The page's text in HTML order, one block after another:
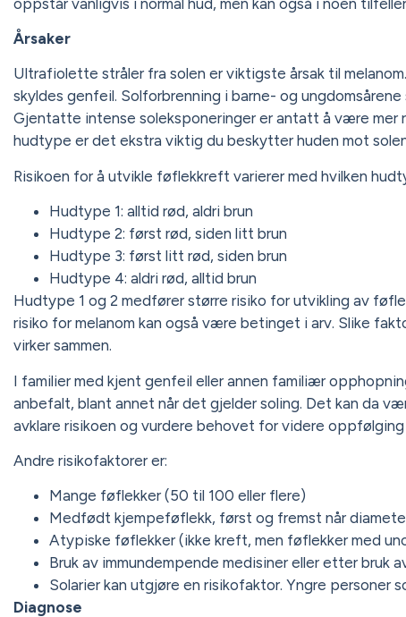
Årsaker
Ultrafiolette stråler fra solen er viktigste årsak til
skyldes genfeil. Solforbrenning i barne- og
Gjentatte intense soleksponeringer er antatt å være mer
hudtype er det ekstra viktig du beskytter huden mot
Risikoen for å utvikle føflekkreft varierer med hvilken
Hudtype 1: alltid rød, aldri brun
Hudtype 2: først rød, siden litt brun
Hudtype 3: først litt rød, siden brun
Hudtype 4: aldri rød, alltid brun
Hudtype 1 og 2 medfører større risiko for utvikling av
risiko for melanom kan også være betinget i arv. Slike
virker sammen.
I familier med kjent genfeil eller annen familiær
anbefalt, blant annet når det gjelder soling. Det kan da
avklare risikoen og vurdere behovet for videre oppfølging
Andre risikofaktorer er:
Mange føflekker (50 til 100 eller flere)
Medfødt kjempeføflekk, først og fremst når
Atypiske føflekker (ikke kreft, men føflekker med
Bruk av immundempende medisiner eller etter bruk
Solarier kan utgjøre en risikofaktor. Yngre personer
Diagnose